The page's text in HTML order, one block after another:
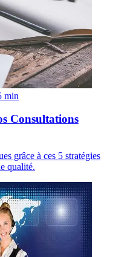
min
Consultations
grâce à ces 5 stratégies
qualité.